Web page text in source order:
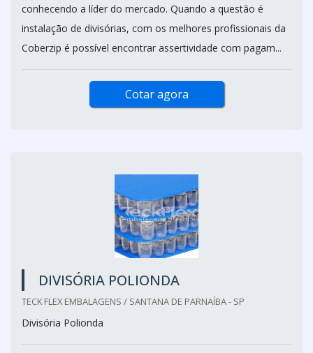
conhecendo a líder do mercado. Quando a questão é
instalação de divisórias, com os melhores profissionais da
Coberzip é possível encontrar assertividade com pagam...
Cotar agora
DIVISÓRIA POLIONDA
TECK FLEX EMBALAGENS / SANTANA DE PARNAÍBA - SP
Divisória Polionda